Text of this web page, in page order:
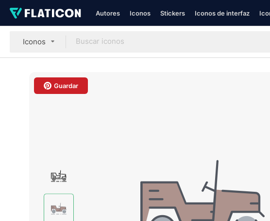
Autores Iconos Stickers Iconos de interfaz
Iconos
Guardar